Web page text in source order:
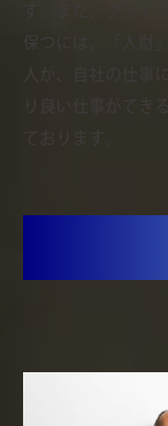
す。また、クライ